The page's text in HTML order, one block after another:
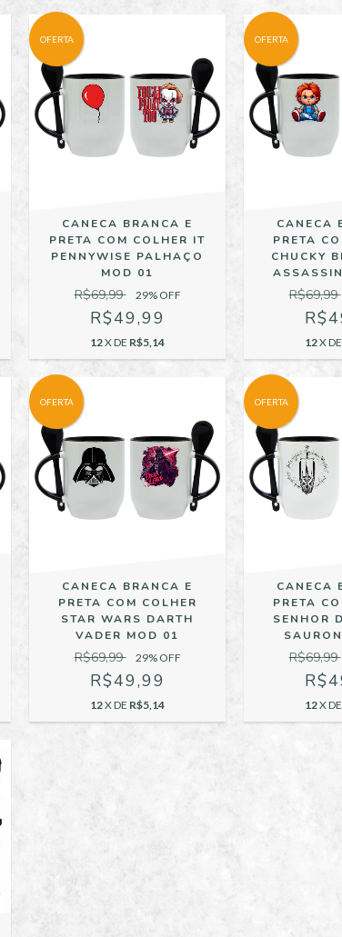
OFERTA
CANECA BRANCA E
PRETA COM COLHER IT
PENNYWISE PALHAÇO
MOD 01
R$69,99 29% OFF
R$49,99
12X DE R$5,14
OFERTA
CANECA
PRETA
CHUCKY
R$69,99
12X DE
OFERTA
CANECA BRANCA E
PRETA COM COLHER
STAR WARS DARTH
VADER MOD 01
R$69,99 29% OFF
R$49,99
12X DE R$5,14
OFERTA
CANECA
PRETA
SENHOR
R$69,99
12X DE